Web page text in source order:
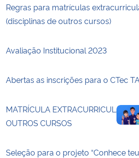
Ministério da Mulher, da Família e dos Direitos
Advocacia-Geral da União
Banco Central do Brasil
Regras para matrículas
(disciplinas de outros cursos)
Avaliação Institucional 2023
Abertas as inscrições para o CTec
MATRÍCULA EXTRACURRICULAR
OUTROS CURSOS
Seleção para o projeto “Conhece